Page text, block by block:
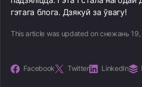
гэтага блога. Дзякуй за ўвагу!
This article was updated on снежань
Facebook Twitter LinkedIn